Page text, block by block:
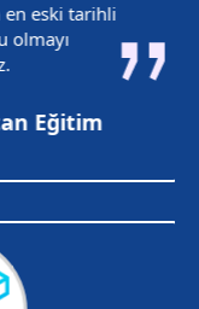
eski tarihli
Eğitim